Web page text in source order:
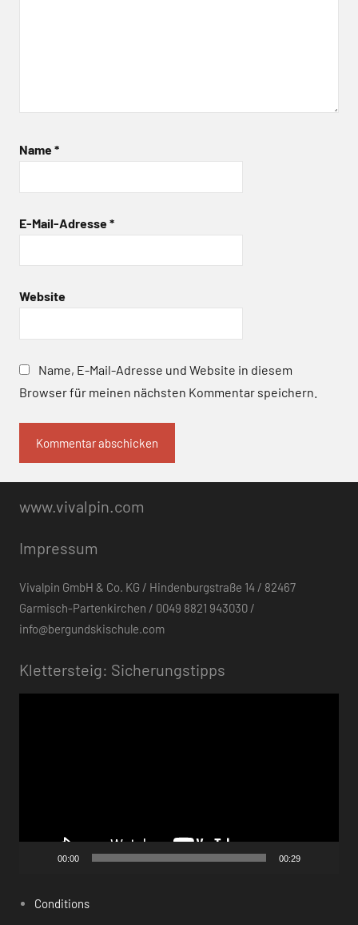
Name*
E-Mail-Adresse*
Website
Name, E-Mail-Adresse und Website in diesem
Browser für meinen nächsten Kommentar speichern.
www.vivalpin.com
Impressum
Vivalpin GmbH & Co. KG / Hindenburgstraße 14 / 82467
Garmisch-Partenkirchen / 0049 8821 943030 /
info@bergundskischule.com
Klettersteig: Sicherungstipps
00:00 00:29
Conditions